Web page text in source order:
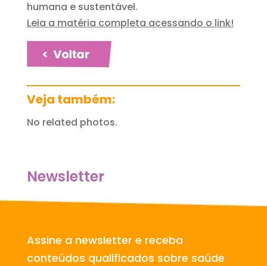
humana e sustentável.
Leia a matéria completa acessando o link!
Veja também:
No related photos.
Newsletter
Assine a newsletter e receba
conteúdos qualificados sobre saúde